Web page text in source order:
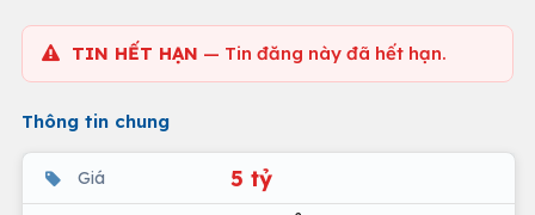
TIN HẾT HẠN — Tin đăng này đã hết hạn.
Thông tin chung
Giá 5 tỷ